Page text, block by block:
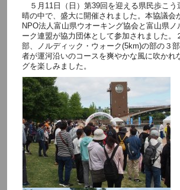
５月11日（日）第39回を迎える県民歩こ
晴の中で、盛大に開催されました。本協議会
NPO法人富山県ウオーキング協会と富山県ノ
ーク連盟が協力団体として参加されました。
部、ノルディック・ウォーク(5km)の部の３
者が運河沿いのコースを爽やかな風に吹かれ
グを楽しみました。